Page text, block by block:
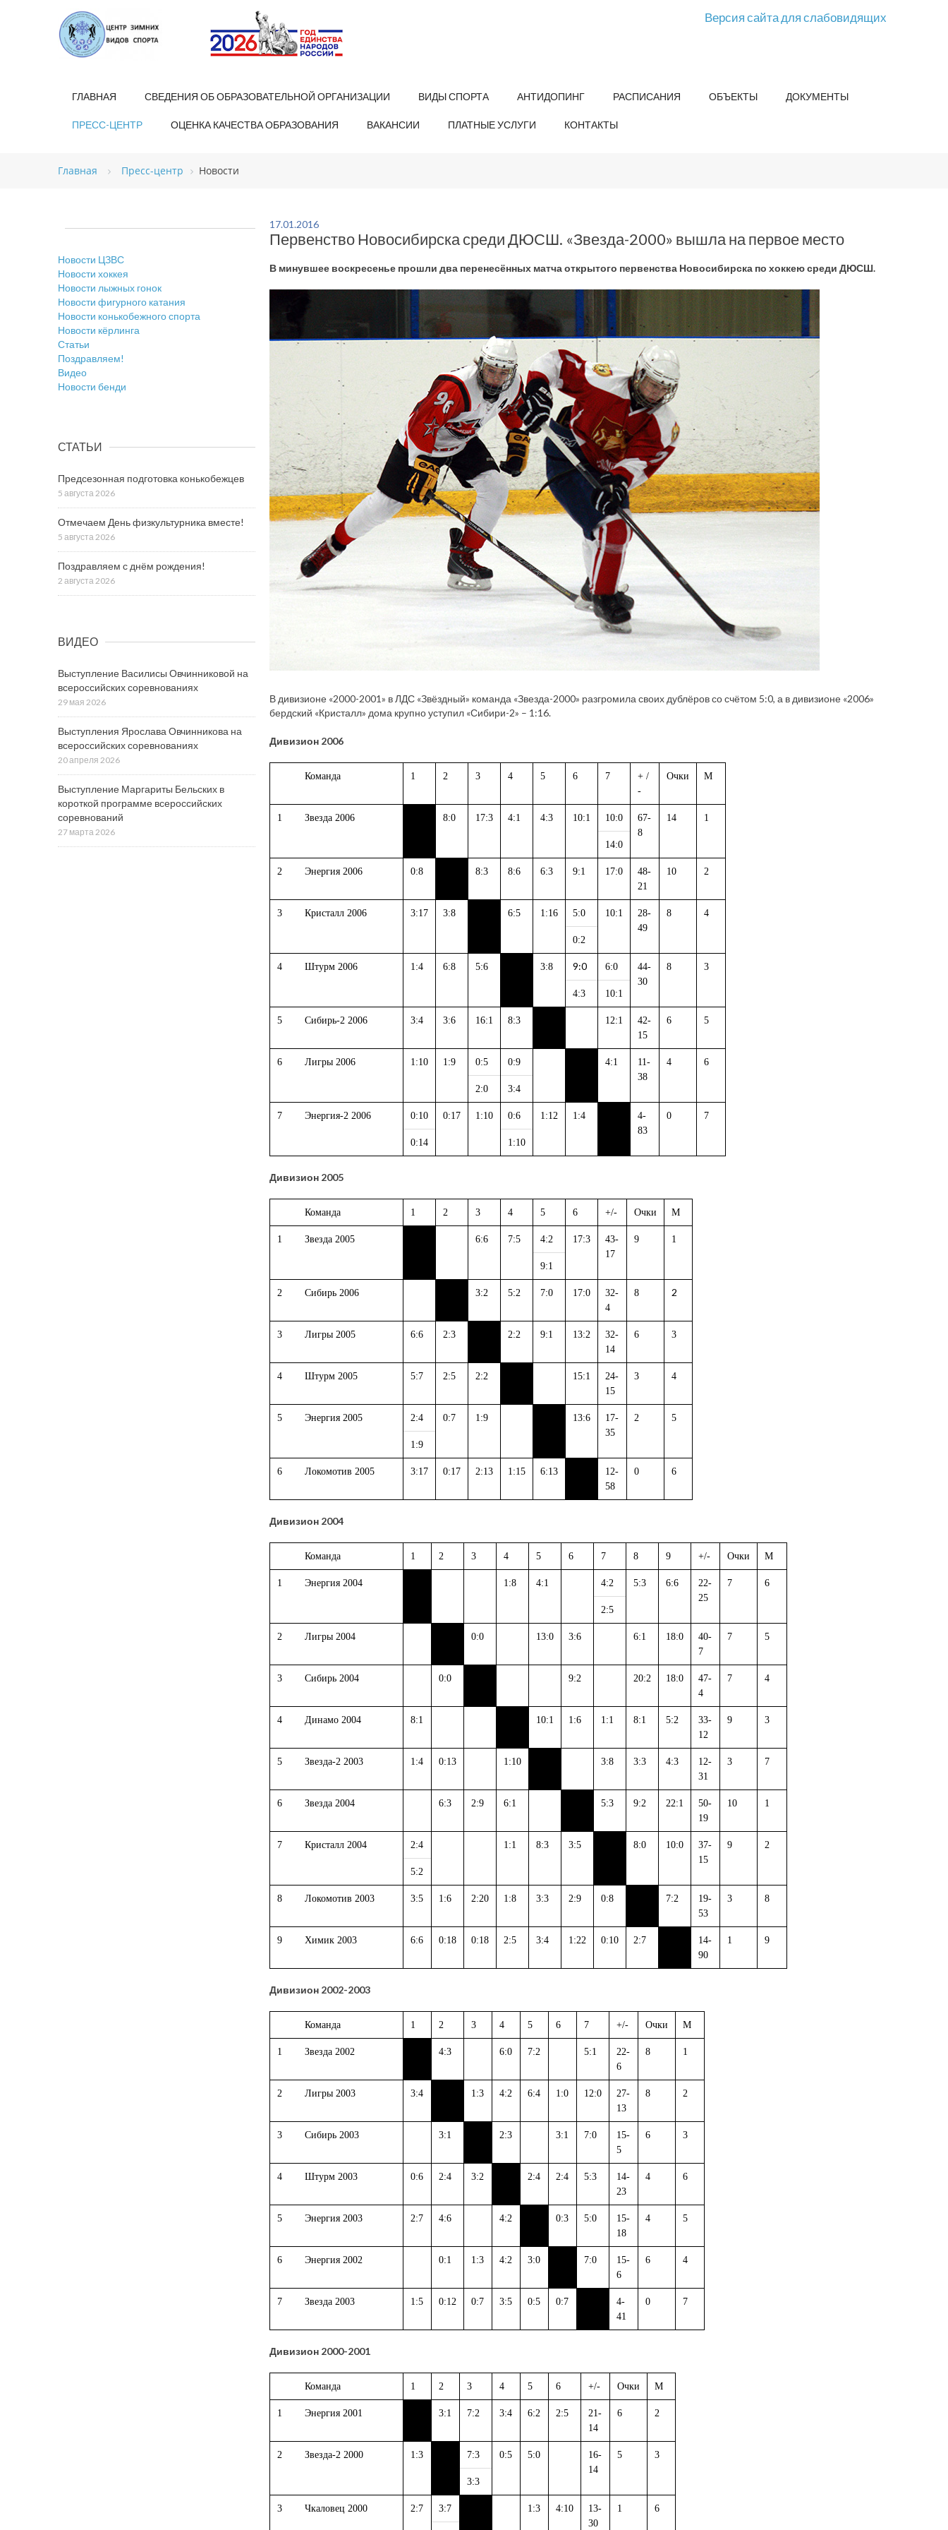
Версия сайта для слабовидящих
ГЛАВНАЯ СВЕДЕНИЯ ОБ ОБРАЗОВАТЕЛЬНОЙ ОРГАНИЗАЦИИ ВИДЫ СПОРТА АНТИДОПИНГ РАСПИСАНИЯ ОБЪЕКТЫ ДОКУМЕНТЫ
ПРЕСС-ЦЕНТР ОЦЕНКА КАЧЕСТВА ОБРАЗОВАНИЯ ВАКАНСИИ ПЛАТНЫЕ УСЛУГИ КОНТАКТЫ
Главная Пресс-центр Новости
17.01.2016
Первенство Новосибирска среди ДЮСШ. «Звезда-2000» вышла на первое место
В минувшее воскресенье прошли два перенесённых матча открытого первенства Новосибирска по хоккею среди ДЮСШ.
В дивизионе «2000-2001» в ЛДС «Звёздный» команда «Звезда-2000» разгромила своих дублёров со счётом 5:0, а в дивизионе «2006»
бердский «Кристалл» дома крупно уступил «Сибири-2» – 1:16.
Дивизион 2006
Команда 1 2 3 4 5 6 7
+ /
-
Очки М
1 Звезда 2006 8:0 17:3 4:1 4:3 10:1 10:0
67-
8
14 1
14:0
2 Энергия 2006 0:8 8:3 8:6 6:3 9:1 17:0
48-
21
10 2
3 Кристалл 2006 3:17 3:8 6:5 1:16 5:0 10:1
28-
49
8 4
0:2
4 Штурм 2006 1:4 6:8 5:6 3:8 9:0 6:0
44-
30
8 3
4:3 10:1
5 Сибирь-2 2006 3:4 3:6 16:1 8:3 12:1
42-
15
6 5
6 Лигры 2006 1:10 1:9 0:5 0:9 4:1
11-
38
4 6
2:0 3:4
7 Энергия-2 2006 0:10 0:17 1:10 0:6 1:12 1:4
4-
83
0 7
0:14 1:10
Дивизион 2005
Команда 1 2 3 4 5 6 +/- Очки М
1 Звезда 2005 6:6 7:5 4:2 17:3
43-
17
9 1
9:1
2 Сибирь 2006 3:2 5:2 7:0 17:0
32-
4
8 2
3 Лигры 2005 6:6 2:3 2:2 9:1 13:2
32-
14
6 3
4 Штурм 2005 5:7 2:5 2:2 15:1
24-
15
3 4
5 Энергия 2005 2:4 0:7 1:9 13:6
17-
35
2 5
1:9
6 Локомотив 2005 3:17 0:17 2:13 1:15 6:13
12-
58
0 6
Дивизион 2004
Команда 1 2 3 4 5 6 7 8 9 +/- Очки М
1 Энергия 2004 1:8 4:1 4:2 5:3 6:6
22-
25
7 6
2:5
2 Лигры 2004 0:0 13:0 3:6 6:1 18:0
40-
7
7 5
3 Сибирь 2004 0:0 9:2 20:2 18:0
47-
4
7 4
4 Динамо 2004 8:1 10:1 1:6 1:1 8:1 5:2
33-
12
9 3
5 Звезда-2 2003 1:4 0:13 1:10 3:8 3:3 4:3
12-
31
3 7
6 Звезда 2004 6:3 2:9 6:1 5:3 9:2 22:1
50-
19
10 1
7 Кристалл 2004 2:4 1:1 8:3 3:5 8:0 10:0
37-
15
9 2
5:2
8 Локомотив 2003 3:5 1:6 2:20 1:8 3:3 2:9 0:8 7:2
19-
53
3 8
9 Химик 2003 6:6 0:18 0:18 2:5 3:4 1:22 0:10 2:7
14-
90
1 9
Дивизион 2002-2003
Команда 1 2 3 4 5 6 7 +/- Очки М
1 Звезда 2002 4:3 6:0 7:2 5:1
22-
6
8 1
2 Лигры 2003 3:4 1:3 4:2 6:4 1:0 12:0
27-
13
8 2
3 Сибирь 2003 3:1 2:3 3:1 7:0
15-
5
6 3
4 Штурм 2003 0:6 2:4 3:2 2:4 2:4 5:3
14-
23
4 6
5 Энергия 2003 2:7 4:6 4:2 0:3 5:0
15-
18
4 5
6 Энергия 2002 0:1 1:3 4:2 3:0 7:0
15-
6
6 4
7 Звезда 2003 1:5 0:12 0:7 3:5 0:5 0:7
4-
41
0 7
Дивизион 2000-2001
Команда 1 2 3 4 5 6 +/- Очки М
1 Энергия 2001 3:1 7:2 3:4 6:2 2:5
21-
14
6 2
2 Звезда-2 2000 1:3 7:3 0:5 5:0
16-
14
5 3
3:3
3 Чкаловец 2000 2:7 3:7 1:3 4:10
13-
30
1 6
Новости ЦЗВС
Новости хоккея
Новости лыжных гонок
Новости фигурного катания
Новости конькобежного спорта
Новости кёрлинга
Статьи
Поздравляем!
Видео
Новости бенди
СТАТЬИ
Предсезонная подготовка конькобежцев
5 августа 2026
Отмечаем День физкультурника вместе!
5 августа 2026
Поздравляем с днём рождения!
2 августа 2026
ВИДЕО
Выступление Василисы Овчинниковой на
всероссийских соревнованиях
29 мая 2026
Выступления Ярослава Овчинникова на
всероссийских соревнованиях
20 апреля 2026
Выступление Маргариты Бельских в
короткой программе всероссийских
соревнований
27 марта 2026